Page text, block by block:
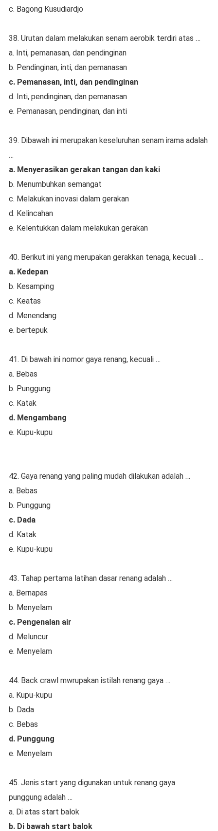
c. Bagong Kusudiardjo
38. Urutan dalam melakukan senam aerobik terdiri atas …
a. Inti, pemanasan, dan pendinginan
b. Pendinginan, inti, dan pemanasan
c. Pemanasan, inti, dan pendinginan
d. Inti, pendinginan, dan pemanasan
e. Pemanasan, pendinginan, dan inti
39. Dibawah ini merupakan keseluruhan senam irama adalah
…
a. Menyerasikan gerakan tangan dan kaki
b. Menumbuhkan semangat
c. Melakukan inovasi dalam gerakan
d. Kelincahan
e. Kelentukkan dalam melakukan gerakan
40. Berikut ini yang merupakan gerakkan tenaga, kecuali …
a. Kedepan
b. Kesamping
c. Keatas
d. Menendang
e. bertepuk
41. Di bawah ini nomor gaya renang, kecuali …
a. Bebas
b. Punggung
c. Katak
d. Mengambang
e. Kupu-kupu
42. Gaya renang yang paling mudah dilakukan adalah …
a. Bebas
b. Punggung
c. Dada
d. Katak
e. Kupu-kupu
43. Tahap pertama latihan dasar renang adalah …
a. Bernapas
b. Menyelam
c. Pengenalan air
d. Meluncur
e. Menyelam
44. Back crawl mwrupakan istilah renang gaya …
a. Kupu-kupu
b. Dada
c. Bebas
d. Punggung
e. Menyelam
45. Jenis start yang digunakan untuk renang gaya
punggung adalah …
a. Di atas start balok
b. Di bawah start balok